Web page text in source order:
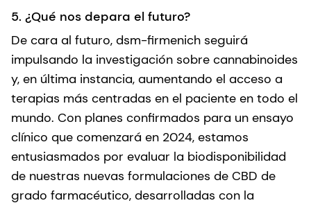
5. ¿Qué nos depara el futuro?
De cara al futuro, dsm-firmenich seguirá
impulsando la investigación sobre cannabinoides
y, en última instancia, aumentando el acceso a
terapias más centradas en el paciente en todo el
mundo. Con planes confirmados para un ensayo
clínico que comenzará en 2024, estamos
entusiasmados por evaluar la biodisponibilidad
de nuestras nuevas formulaciones de CBD de
grado farmacéutico, desarrolladas con la